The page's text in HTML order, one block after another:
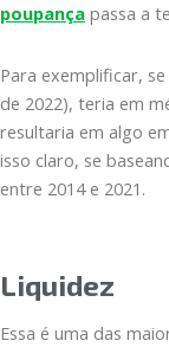
poupança passa a
Para exemplificar,
de 2022), teria em
resultaria em algo
isso claro, se
entre 2014 e 2021.
Liquidez
Essa é uma das